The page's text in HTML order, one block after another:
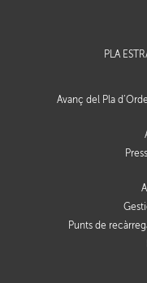
PLA
Avanç del Pla
Punts de